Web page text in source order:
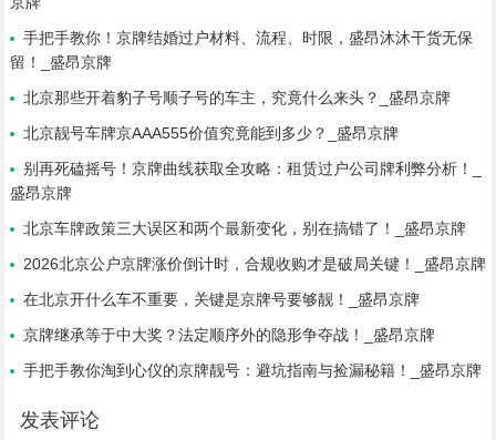
手把手教你！京牌结婚过户材料、流程、时限，盛昂沐沐干货无保
留！_盛昂京牌
北京那些开着豹子号顺子号的车主，究竟什么来头？_盛昂京牌
北京靓号车牌京AAA555价值究竟能到多少？_盛昂京牌
别再死磕摇号！京牌曲线获取全攻略：租赁过户公司牌利弊分析！_
盛昂京牌
北京车牌政策三大误区和两个最新变化，别在搞错了！_盛昂京牌
2026北京公户京牌涨价倒计时，合规收购才是破局关键！_盛昂京牌
在北京开什么车不重要，关键是京牌号要够靓！_盛昂京牌
京牌继承等于中大奖？法定顺序外的隐形争夺战！_盛昂京牌
手把手教你淘到心仪的京牌靓号：避坑指南与捡漏秘籍！_盛昂京牌
发表评论